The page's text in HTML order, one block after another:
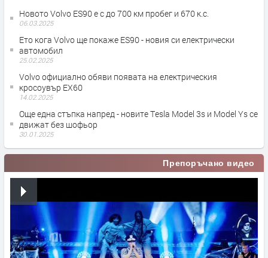
Новото Volvo ES90 е с до 700 км пробег и 670 к.с.
06.03.2025
Ето кога Volvo ще покаже ES90 - новия си електрически
автомобил
25.02.2025
Volvo официално обяви появата на електрическия
кросоувър EX60
14.02.2025
Още една стъпка напред - новите Тesla Model 3s и Model Ys се
движат без шофьор
30.01.2025
Препоръчано видео